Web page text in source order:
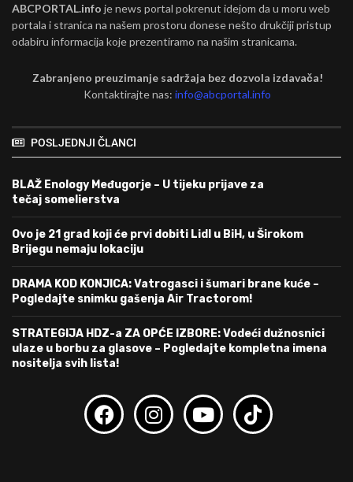
ABCPORTAL.info je news portal pokrenut idejom da u moru web
portala i stranica na našem prostoru donese nešto drukčiji pristup
odabiru informacija koje prezentiramo na našim stranicama.
Zabranjeno preuzimanje sadržaja bez dozvola izdavača!
Kontaktirajte nas:info@abcportal.info
POSLJEDNJI ČLANCI
BLAŽ Enology Međugorje – U tijeku prijave za
tečaj somelierstva
Ovo je 21 grad koji će prvi dobiti Lidl u BiH, u Širokom
Brijegu nemaju lokaciju
DRAMA KOD KONJICA: Vatrogasci i šumari brane kuće –
Pogledajte snimku gašenja Air Tractorom!
STRATEGIJA HDZ-a ZA OPĆE IZBORE: Vodeći dužnosnici
ulaze u borbu za glasove – Pogledajte kompletna imena
nositelja svih lista!